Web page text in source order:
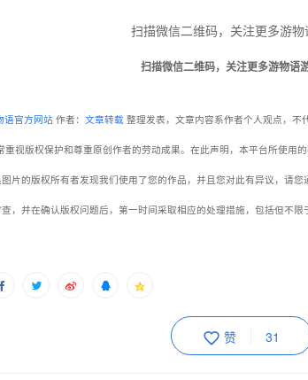
扫描微信二维码，关注更多游物语
语官方网站 作者： 文章转载 整理发表，文章内容系作者个人观点，不
重视版权保护和尊重原创作者的劳动成果。在此声明，本平台所使用
片的版权所有者发现我们使用了您的作品，并且您对此有异议，请
，并在确认版权问题后，第一时间采取相应的处理措施，包括但不限
赞 31